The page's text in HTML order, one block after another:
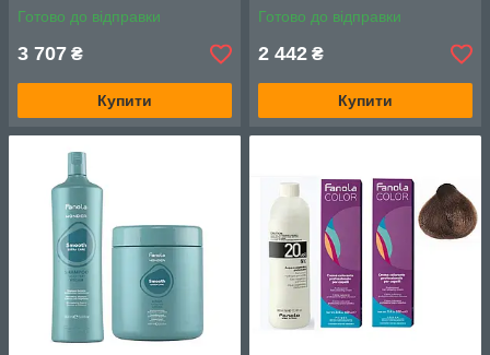
маска 1000мл, філер-спрей
150мл.
Готово до відправки
3 707 ₴
Купити
шампунь 1000мл., крем
480мл.
Готово до відправки
2 442 ₴
Купити